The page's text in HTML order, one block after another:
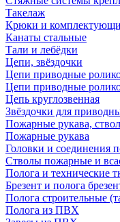
Такелаж
Крюки и
Канаты стальные
Тали и лебёдки
Цепи, звёздочки
Цепи приводные
Цепи приводные
Цепь круглозвенная
Звёздочки для
Пожарные рукава,
Пожарные рукава
Головки и соединения
Стволы пожарные и
Полога и технические
Брезент и полога
Полога строительные
Полога из ПВХ